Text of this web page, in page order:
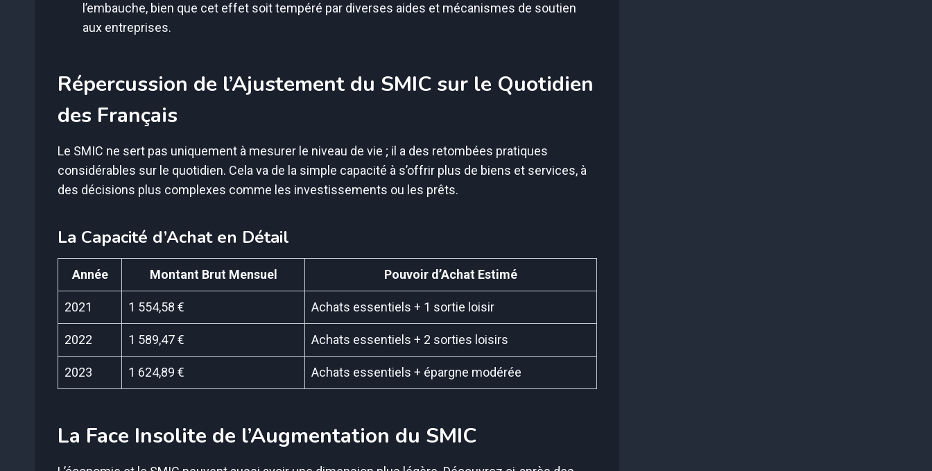
l’embauche, bien que cet effet soit tempéré par diverses aides et mécanismes de soutien
aux entreprises.
Répercussion de l’Ajustement du SMIC sur le Quotidien
des Français
Le SMIC ne sert pas uniquement à mesurer le niveau de vie ; il a des retombées pratiques
considérables sur le quotidien. Cela va de la simple capacité à s’offrir plus de biens et services, à
des décisions plus complexes comme les investissements ou les prêts.
La Capacité d’Achat en Détail
Année Montant Brut Mensuel Pouvoir d’Achat Estimé
2021 1 554,58 € Achats essentiels + 1 sortie loisir
2022 1 589,47 € Achats essentiels + 2 sorties loisirs
2023 1 624,89 € Achats essentiels + épargne modérée
La Face Insolite de l’Augmentation du SMIC